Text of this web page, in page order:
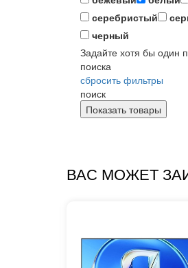
серебристый
черный
Задайте хотя бы один
поиска
сбросить фильтры
поиск
ВАС МОЖЕТ